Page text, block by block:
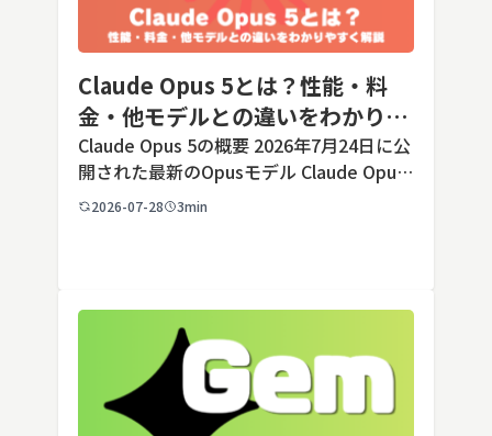
Claude Opus 5とは？性能・料
金・他モデルとの違いをわかりや
すく解説
Claude Opus 5の概要 2026年7月24日に公
開された最新のOpusモデル Claude Opus
5は、米国のAI企業Anthropic（アンソロピ
2026-07-28 3min